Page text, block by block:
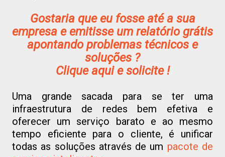
Gostaria que eu fosse até a sua
empresa e emitisse um relatório grátis
apontando problemas técnicos e
soluções ?
Clique aqui e solicite !
Uma grande sacada para se ter uma
infraestrutura de redes bem efetiva e
oferecer um serviço barato e ao mesmo
tempo eficiente para o cliente, é unificar
todas as soluções através de um pacote de